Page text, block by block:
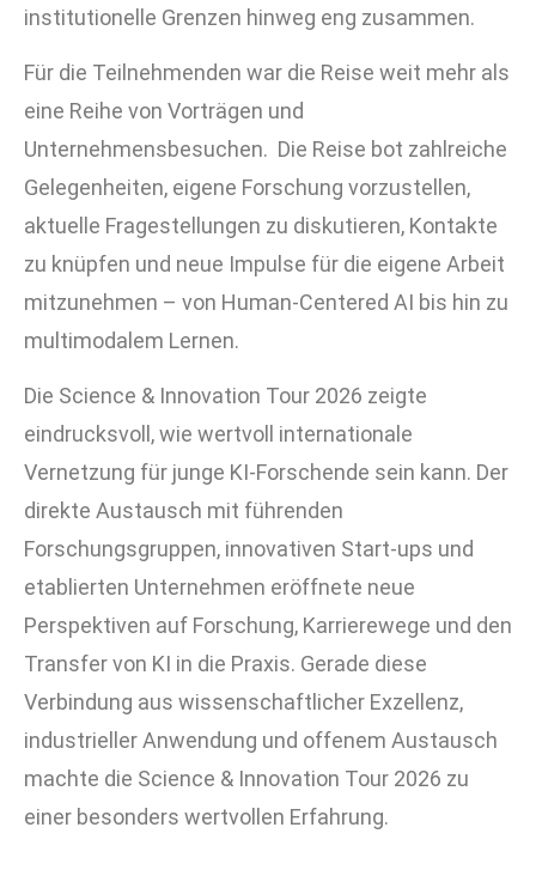
institutionelle Grenzen hinweg eng zusammen.
Für die Teilnehmenden war die Reise weit mehr als
eine Reihe von Vorträgen und
Unternehmensbesuchen. Die Reise bot zahlreiche
Gelegenheiten, eigene Forschung vorzustellen,
aktuelle Fragestellungen zu diskutieren, Kontakte
zu knüpfen und neue Impulse für die eigene Arbeit
mitzunehmen – von Human-Centered AI bis hin zu
multimodalem Lernen.
Die Science & Innovation Tour 2026 zeigte
eindrucksvoll, wie wertvoll internationale
Vernetzung für junge KI-Forschende sein kann. Der
direkte Austausch mit führenden
Forschungsgruppen, innovativen Start-ups und
etablierten Unternehmen eröffnete neue
Perspektiven auf Forschung, Karrierewege und den
Transfer von KI in die Praxis. Gerade diese
Verbindung aus wissenschaftlicher Exzellenz,
industrieller Anwendung und offenem Austausch
machte die Science & Innovation Tour 2026 zu
einer besonders wertvollen Erfahrung.